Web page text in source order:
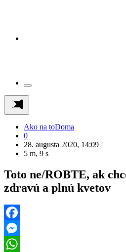
Ako na toDoma
0
28. augusta 2020, 14:09
5 m, 9 s
Toto ne/ROBTE, ak
zdravú a plnú kvetov
Facebook
Messenger